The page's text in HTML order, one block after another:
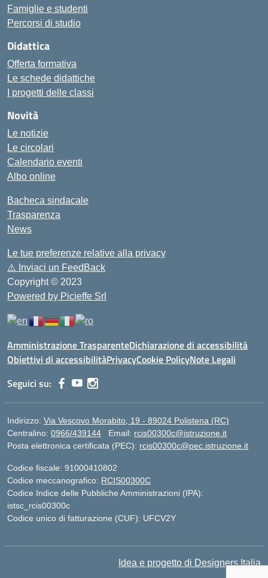
Famiglie e studenti
Percorsi di studio
Didattica
Offerta formativa
Le schede didattiche
I progetti delle classi
Novità
Le notizie
Le circolari
Calendario eventi
Albo online
Bacheca sindacale
Trasparenza
News
Le tue preferenze relative alla privacy
⚠️ Inviaci un FeedBack
Copyright © 2023
Powered by Picieffe Srl
Amministrazione TrasparenteDichiarazione di accessibilità
Obiettivi di accessibilitàPrivacyCookie PolicyNote Legali
Seguici su:
Indirizzo: Via Vescovo Morabito, 19 - 89024 Polistena (RC)
Centralino: 0966/439144 Email: rcis00300c@istruzione.it
Posta elettronica certificata (PEC): rcis00300c@pec.istruzione.it
Codice fiscale: 91000410802
Codice meccanografico: RCIS00300C
Codice Indice delle Pubbliche Amministrazioni (IPA):
istsc_rcis00300c
Codice unico di fatturazione (CUF): UFCV2Y
Idea e progetto di Designers Italia